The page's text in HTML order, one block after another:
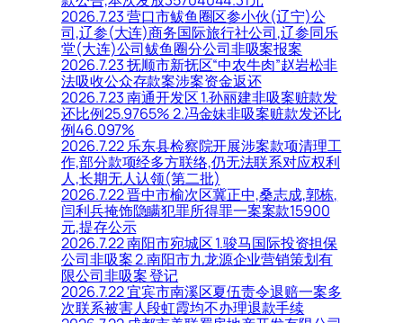
2026.7.23 营口市鲅鱼圈区参小伙(辽宁)公
司,辽参(大连)商务国际旅行社公司,辽参同乐
堂(大连)公司鲅鱼圈分公司非吸案报案
2026.7.23 抚顺市新抚区“中农牛肉”赵岩松非
法吸收公众存款案涉案资金返还
2026.7.23 南通开发区 1.孙丽建非吸案赃款发
还比例25.9765% 2.冯金妹非吸案赃款发还比
例46.097%
2026.7.22 乐东县检察院开展涉案款项清理工
作,部分款项经多方联络,仍无法联系对应权利
人,长期无人认领(第二批)
2026.7.22 晋中市榆次区冀正中,桑志成,郭栋,
闫利兵掩饰隐瞒犯罪所得罪一案案款15900
元,提存公示
2026.7.22 南阳市宛城区 1.骏马国际投资担保
公司非吸案 2.南阳市九龙源企业营销策划有
限公司非吸案 登记
2026.7.22 宜宾市南溪区夏伍责令退赔一案多
次联系被害人段虹霞均不办理退款手续